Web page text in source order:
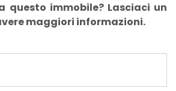
questo immobile? Lasciaci un
maggiori informazioni.